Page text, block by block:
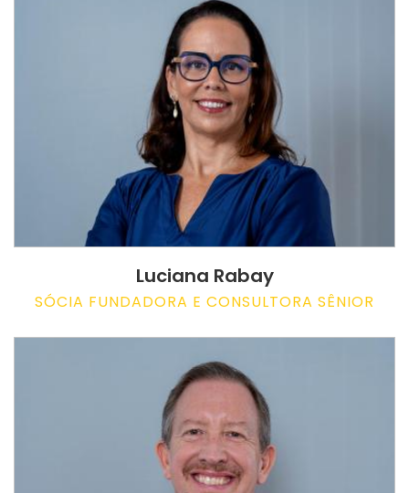
Luciana Rabay
SÓCIA FUNDADORA E CONSULTORA SÊNIOR